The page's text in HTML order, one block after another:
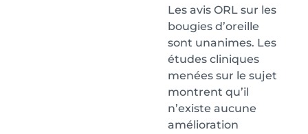
Les avis ORL sur les
bougies d’oreille
sont unanimes. Les
études cliniques
menées sur le sujet
montrent qu’il
n’existe aucune
amélioration